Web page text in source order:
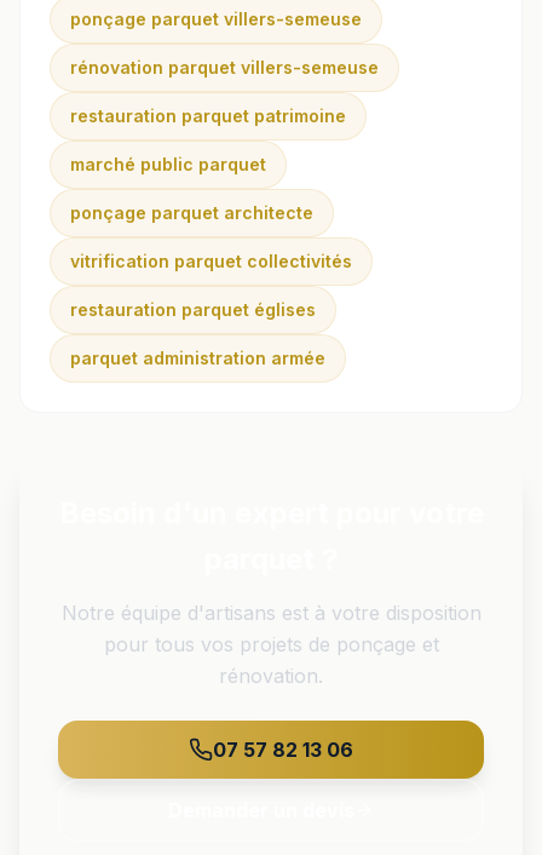
ponçage parquet villers-semeuse
rénovation parquet villers-semeuse
restauration parquet patrimoine
marché public parquet
ponçage parquet architecte
vitrification parquet collectivités
restauration parquet églises
parquet administration armée
Notre équipe d'artisans est à votre disposition
pour tous vos projets de ponçage et
rénovation.
07 57 82 13 06